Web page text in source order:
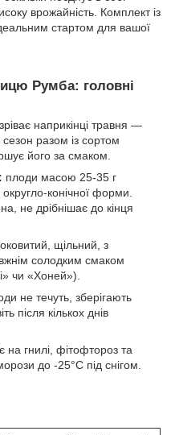
врожайність. Комплект із
стартом для вашої
Румба: головні
наприкінці травня —
разом із сортом
його за смаком.
плоди масою 25-35 г
конічної форми.
не дрібнішає до кінця
щільний, з
солодким смаком
чи «Хоней»).
не течуть, зберігають
після кількох днів
на гнилі, фітофтороз та
до -25°C під снігом.